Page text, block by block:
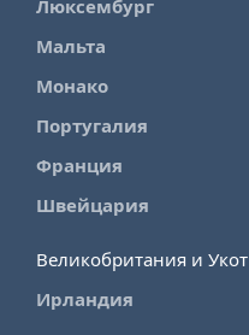
Люксембург
Мальта
Монако
Португалия
Франция
Швейцария
Великобритания и Укот
Ирландия